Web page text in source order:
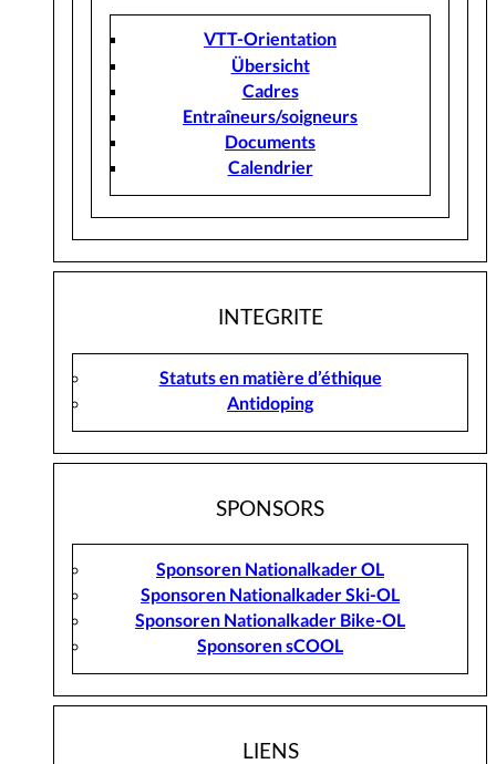
VTT-Orientation
Übersicht
Cadres
Entraîneurs/soigneurs
Documents
Calendrier
INTEGRITE
Statuts en matière d’éthique
Antidoping
SPONSORS
Sponsoren Nationalkader OL
Sponsoren Nationalkader Ski-OL
Sponsoren Nationalkader Bike-OL
Sponsoren sCOOL
LIENS